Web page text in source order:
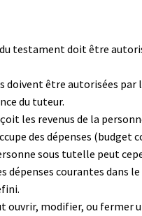
testament doit être
doivent être autorisées par
du tuteur.
les revenus de la
des dépenses (budget
sous tutelle peut
dépenses courantes dans le
ouvrir, modifier, ou fermer